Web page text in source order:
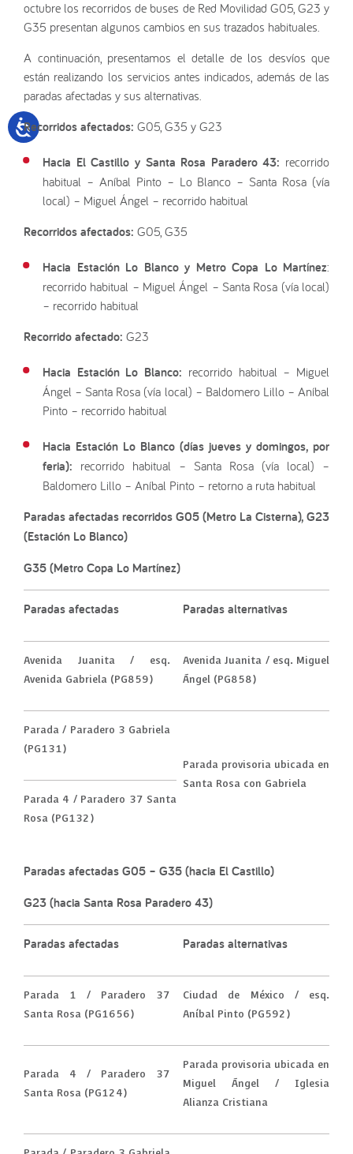
octubre los recorridos de buses de Red Movilidad G05, G23 y
G35 presentan algunos cambios en sus trazados habituales.
A continuación, presentamos el detalle de los desvíos que
están realizando los servicios antes indicados, además de las
paradas afectadas y sus alternativas.
Recorridos afectados: G05, G35 y G23
Hacia El Castillo y Santa Rosa Paradero 43: recorrido
habitual – Aníbal Pinto – Lo Blanco – Santa Rosa (vía
local) – Miguel Ángel – recorrido habitual
Recorridos afectados: G05, G35
Hacia Estación Lo Blanco y Metro Copa Lo Martínez:
recorrido habitual – Miguel Ángel – Santa Rosa (vía local)
– recorrido habitual
Recorrido afectado: G23
Hacia Estación Lo Blanco: recorrido habitual – Miguel
Ángel – Santa Rosa (vía local) – Baldomero Lillo – Aníbal
Pinto – recorrido habitual
Hacia Estación Lo Blanco (días jueves y domingos, por
feria): recorrido habitual – Santa Rosa (vía local) –
Baldomero Lillo – Aníbal Pinto – retorno a ruta habitual
Paradas afectadas recorridos G05 (Metro La Cisterna), G23
(Estación Lo Blanco)
G35 (Metro Copa Lo Martínez)
Paradas afectadas Paradas alternativas
Avenida Juanita / esq.
Avenida Gabriela (PG859)
Avenida Juanita / esq. Miguel
Ángel (PG858)
Parada / Paradero 3 Gabriela
(PG131)
Parada provisoria ubicada en
Santa Rosa con Gabriela
Parada 4 / Paradero 37 Santa
Rosa (PG132)
Paradas afectadas G05 – G35 (hacia El Castillo)
G23 (hacia Santa Rosa Paradero 43)
Paradas afectadas Paradas alternativas
Parada 1 / Paradero 37
Santa Rosa (PG1656)
Ciudad de México / esq.
Aníbal Pinto (PG592)
Parada 4 / Paradero 37
Santa Rosa (PG124)
Parada provisoria ubicada en
Miguel Ángel / Iglesia
Alianza Cristiana